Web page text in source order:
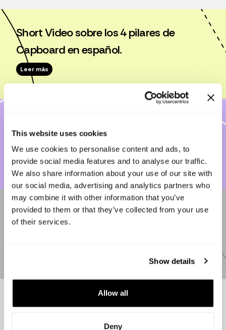
This website uses cookies
We use cookies to personalise content and ads, to
provide social media features and to analyse our traffic.
We also share information about your use of our site with
our social media, advertising and analytics partners who
may combine it with other information that you’ve
provided to them or that they’ve collected from your use
of their services.
Show details
Allow all
Deny
Short Video sobre los 4 pilares de
Capboard en español.
Leer más
Capboard
Leer más
Cómo subir y compartir documentos en
el Data room de Capboard
Ver más recursos